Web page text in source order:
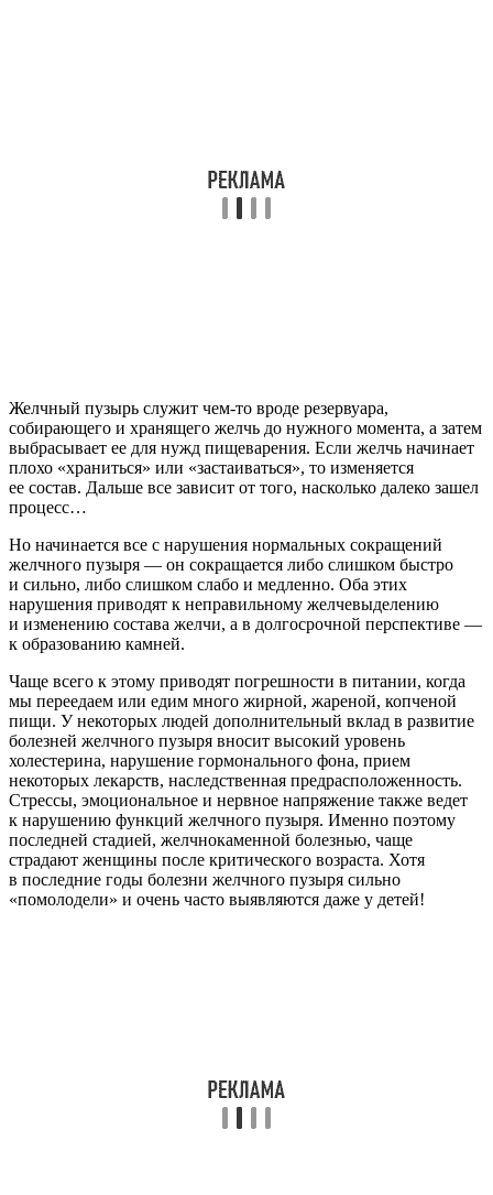
Желчный пузырь служит чем-то вроде резервуара,
собирающего и хранящего желчь до нужного момента, а затем
выбрасывает ее для нужд пищеварения. Если желчь начинает
плохо «храниться» или «застаиваться», то изменяется
ее состав. Дальше все зависит от того, насколько далеко зашел
процесс…
Но начинается все с нарушения нормальных сокращений
желчного пузыря — он сокращается либо слишком быстро
и сильно, либо слишком слабо и медленно. Оба этих
нарушения приводят к неправильному желчевыделению
и изменению состава желчи, а в долгосрочной перспективе —
к образованию камней.
Чаще всего к этому приводят погрешности в питании, когда
мы переедаем или едим много жирной, жареной, копченой
пищи. У некоторых людей дополнительный вклад в развитие
болезней желчного пузыря вносит высокий уровень
холестерина, нарушение гормонального фона, прием
некоторых лекарств, наследственная предрасположенность.
Стрессы, эмоциональное и нервное напряжение также ведет
к нарушению функций желчного пузыря. Именно поэтому
последней стадией, желчнокаменной болезнью, чаще
страдают женщины после критического возраста. Хотя
в последние годы болезни желчного пузыря сильно
«помолодели» и очень часто выявляются даже у детей!